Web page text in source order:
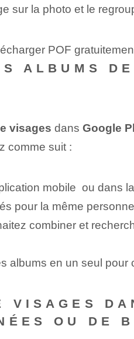
sur la photo et le
POF
ALBUMS
visages dans⁢ Google
comme suit :
mobile ‌ ou dans
pour la même
combiner et
albums en un seul pour
VISAGES
OU DE